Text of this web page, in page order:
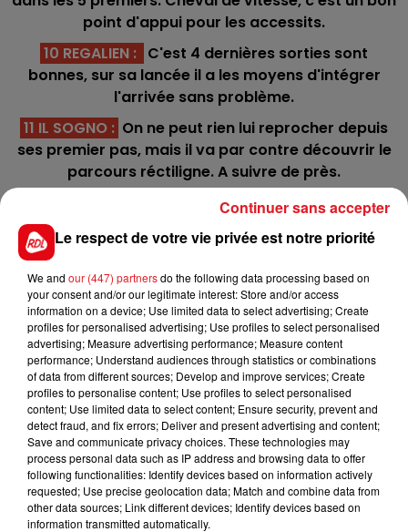
point d'appui pour les accessits.
10 REGALIEN : C'est 4 dernières sorties sont
bonnes, sur sa lancée il a les moyens d'intégrer
l'arrivée sans problème.
11 IL SOGNO : On ne peut rien lui reprocher depuis
ses premier pas, mais il va par contre découvrir le
parcours réctiligne. A suivre de près.
Elle a fini 7ème d'une course
référence, dans laquelle elle n'a pu s'exprimer que
tardivement. Pour sa premiére sur cette distance,
************
En direct des pistes
Cabourg (R5) : 203 GREAT ROCK
FILS D'ACTUS
Le respect de votre vie privée est notre priorité
We and our (447) partnersdo the following data processing based on
your consent and/or our legitimate interest: Store and/or access
information on a device; Use limited data to select advertising; Create
profiles for personalised advertising; Use profiles to select personalised
advertising; Measure advertising performance; Measure content
performance; Understand audiences through statistics or combinations
of data from different sources; Develop and improve services; Create
profiles to personalise content; Use profiles to select personalised
content; Use limited data to select content; Ensure security, prevent and
detect fraud, and fix errors; Deliver and present advertising and content;
Save and communicate privacy choices. These technologies may
process personal data such as IP address and browsing data to offer
following functionalities: Identify devices based on information actively
requested; Use precise geolocation data; Match and combine data from
other data sources; Link different devices; Identify devices based on
information transmitted automatically.
Continuer sans accepter